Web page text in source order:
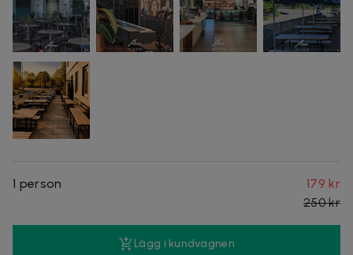
1 person
179 kr
250 kr
Lägg i kundvagnen